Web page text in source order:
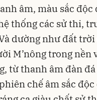
âm, màu sắc độc
thống các sử thi,
dường như đất trời
M’nông trong nền
từ thanh âm đàn
chế âm sắc